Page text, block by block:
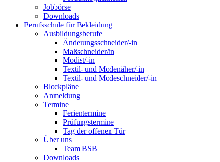
Jobbörse
Downloads
Berufsschule für Bekleidung
Ausbildungsberufe
Änderungsschneider/-in
Maßschneider/in
Modist/-in
Textil- und Modenäher/-in
Textil- und Modeschneider/-in
Blockpläne
Anmeldung
Termine
Ferientermine
Prüfungstermine
Tag der offenen Tür
Über uns
Team BSB
Downloads